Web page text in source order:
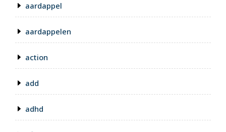
aardappel
aardappelen
action
add
adhd